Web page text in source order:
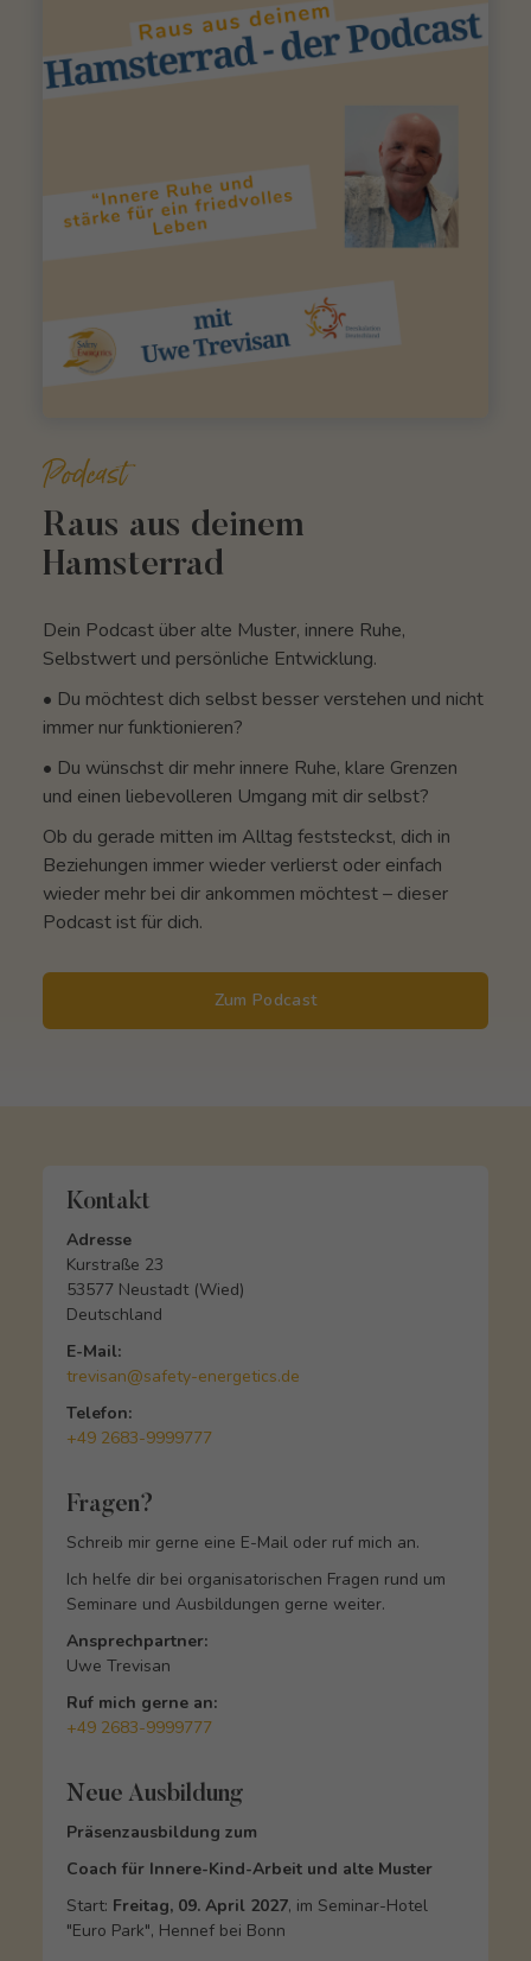
Podcast
Raus aus deinem
Hamsterrad
Dein Podcast über alte Muster, innere Ruhe,
Selbstwert und persönliche Entwicklung.
• Du möchtest dich selbst besser verstehen und nicht
immer nur funktionieren?
• Du wünschst dir mehr innere Ruhe, klare Grenzen
und einen liebevolleren Umgang mit dir selbst?
Ob du gerade mitten im Alltag feststeckst, dich in
Beziehungen immer wieder verlierst oder einfach
wieder mehr bei dir ankommen möchtest – dieser
Podcast ist für dich.
Zum Podcast
Kontakt
Adresse
Kurstraße 23
53577 Neustadt (Wied)
Deutschland
E-Mail:
trevisan@safety-energetics.de
Telefon:
+49 2683-9999777
Fragen?
Schreib mir gerne eine E-Mail oder ruf mich an.
Ich helfe dir bei organisatorischen Fragen rund um
Seminare und Ausbildungen gerne weiter.
Ansprechpartner:
Uwe Trevisan
Ruf mich gerne an:
+49 2683-9999777
Neue Ausbildung
Präsenzausbildung zum
Coach für Innere-Kind-Arbeit und alte Muster
Start: Freitag, 09. April 2027, im Seminar-Hotel
"Euro Park", Hennef bei Bonn